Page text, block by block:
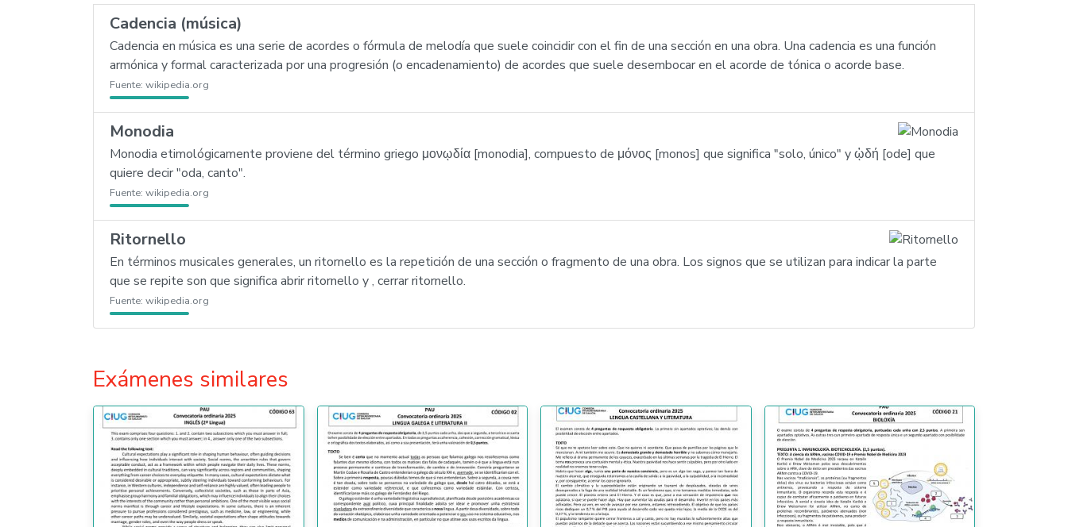
Cadencia (música)
Cadencia en música es una serie de acordes o fórmula de melodía que suele coincidir con el fin de una sección en una obra. Una cadencia es una función
armónica y formal caracterizada por una progresión (o encadenamiento) de acordes que suele desembocar en el acorde de tónica o acorde base.
Fuente: wikipedia.org
Monodia
Monodia etimológicamente proviene del término griego μονῳδία [monodia], compuesto de μόνος [monos] que significa "solo, único" y ᾠδή [ode] que
quiere decir "oda, canto".
Fuente: wikipedia.org
Ritornello
En términos musicales generales, un ritornello es la repetición de una sección o fragmento de una obra. Los signos que se utilizan para indicar la parte
que se repite son que significa abrir ritornello y , cerrar ritornello.
Fuente: wikipedia.org
Exámenes similares